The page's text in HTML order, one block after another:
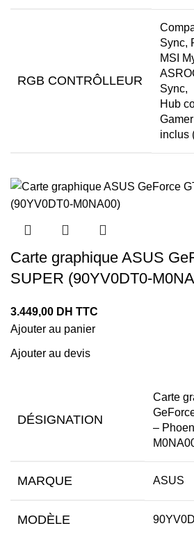
RGB CONTRÔLLEUR
Sync,
MSI
Sync,
Hub
inclus
Carte graphique ASUS
SUPER (90YV0DT0-
3.449,00 DH TTC
Ajouter au panier
Ajouter au devis
DÉSIGNATION
Carte
–
MARQUE ASUS
MODÈLE